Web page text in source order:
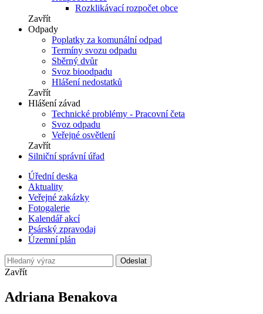
Rozklikávací rozpočet obce
Zavřít
Odpady
Poplatky za komunální odpad
Termíny svozu odpadu
Sběrný dvůr
Svoz bioodpadu
Hlášení nedostatků
Zavřít
Hlášení závad
Technické problémy - Pracovní četa
Svoz odpadu
Veřejné osvětlení
Zavřít
Silniční správní úřad
Úřední deska
Aktuality
Veřejné zakázky
Fotogalerie
Kalendář akcí
Psárský zpravodaj
Územní plán
Odeslat
Zavřít
Adriana Benakova